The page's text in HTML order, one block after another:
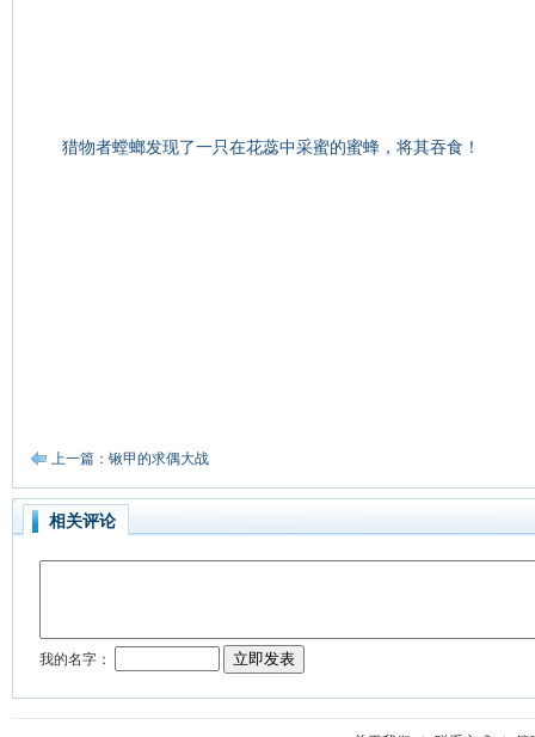
猎物者螳螂发现了一只在花蕊中采蜜的蜜蜂，将其吞食！
上一篇：锹甲的求偶大战
相关评论